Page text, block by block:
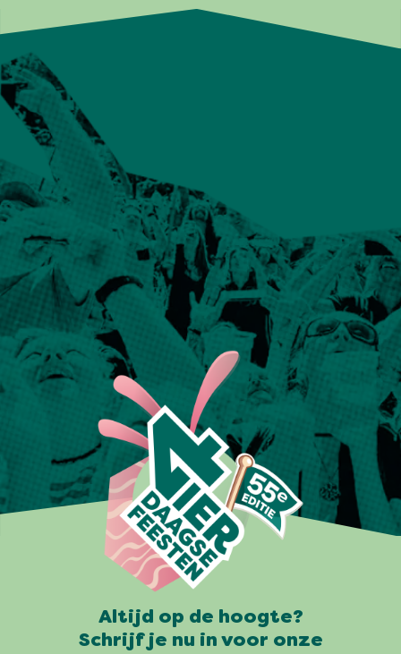
Altijd op de hoogte?
Schrijf je nu in voor onze